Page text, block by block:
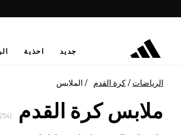
جديد احذية
الرياضات كرة القدم الملابس
ملابس كرة القدم (1254)